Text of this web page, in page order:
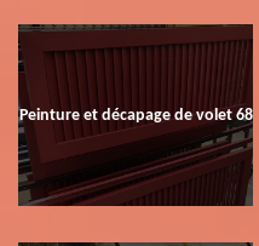
Peinture et décapage de volet 68